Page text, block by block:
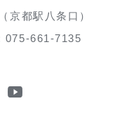
京都駅八条口）
075-661-7135